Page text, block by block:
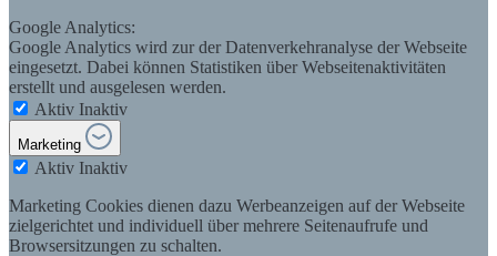
Google Analytics:
Google Analytics wird zur der Datenverkehranalyse der Webseite
eingesetzt. Dabei können Statistiken über Webseitenaktivitäten
erstellt und ausgelesen werden.
Aktiv Inaktiv
Marketing
Aktiv Inaktiv
Marketing Cookies dienen dazu Werbeanzeigen auf der Webseite
zielgerichtet und individuell über mehrere Seitenaufrufe und
Browsersitzungen zu schalten.